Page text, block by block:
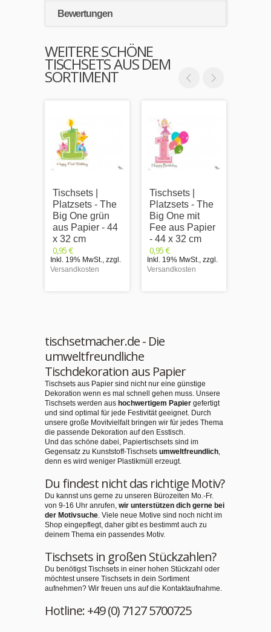
Bewertungen
WEITERE SCHÖNE
TISCHSETS AUS DEM
SORTIMENT
Tischsets |
Platzsets - The
Big One grün
aus Papier - 44
x 32 cm
0,95 €
Inkl. 19% MwSt., zzgl.
Versandkosten
Tischsets |
Platzsets - The
Big One mit
Fee aus Papier
- 44 x 32 cm
0,95 €
Inkl. 19% MwSt., zzgl.
Versandkosten
tischsetmacher.de - Die
umweltfreundliche
Tischdekoration aus Papier
Tischsets aus Papier sind nicht nur eine günstige
Dekoration wenn es mal schnell gehen muss. Unsere
Tischsets werden aus hochwertigem Papier gefertigt
und sind optimal für jede Festivität geeignet. Durch
unsere große Movitvielfalt bringen wir für jedes Thema
die passende Dekoration auf den Esstisch.
Und das schöne dabei, Papiertischsets sind im
Gegensatz zu Kunststoff-Tischsets umweltfreundlich,
denn es wird weniger Plastikmüll erzeugt.
Du findest nicht das richtige Motiv?
Du kannst uns gerne zu unseren Bürozeiten Mo.-Fr.
von 9-16 Uhr anrufen, wir unterstützen dich gerne bei
der Motivsuche. Viele neue Motive sind noch nicht im
Shop eingepflegt, daher gibt es bestimmt auch zu
deinem Thema ein passendes Motiv.
Tischsets in großen Stückzahlen?
Du benötigst Tischsets in einer hohen Stückzahl oder
möchtest unsere Tischsets in dein Sortiment
aufnehmen? Wir freuen uns auf die Kontaktaufnahme.
Hotline: +49 (0) 7127 5700725